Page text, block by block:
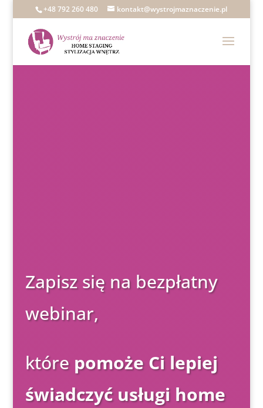
+48 792 260 480 kontakt@wystrojmaznaczenie.pl
Zapisz się na bezpłatny
webinar,
które pomoże Ci lepiej
świadczyć usługi home